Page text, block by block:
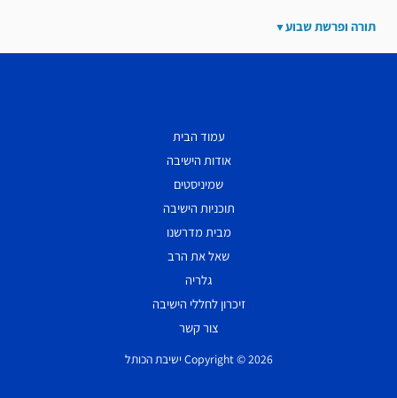
תורה ופרשת שבוע
עמוד הבית
אודות הישיבה
שמיניסטים
תוכניות הישיבה
מבית מדרשנו
שאל את הרב
גלריה
זיכרון לחללי הישיבה
צור קשר
Copyright © 2026 ישיבת הכותל